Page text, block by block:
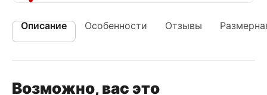
Описание Особенности Отзывы
Возможно, вас это